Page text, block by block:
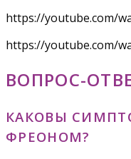
https://youtube.com/
https://youtube.com/
ВОПРОС-
КАКОВЫ
ФРЕОНОМ?